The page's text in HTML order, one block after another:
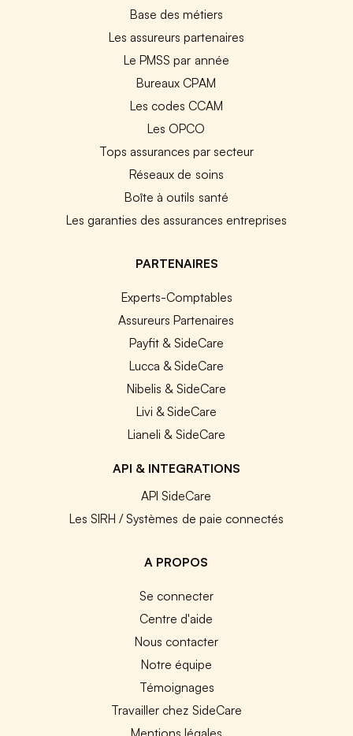
Base des métiers
Les assureurs partenaires
Le PMSS par année
Bureaux CPAM
Les codes CCAM
Les OPCO
Tops assurances par secteur
Réseaux de soins
Boîte à outils santé
Les garanties des assurances entreprises
PARTENAIRES
Experts-Comptables
Assureurs Partenaires
Payfit & SideCare
Lucca & SideCare
Nibelis & SideCare
Livi & SideCare
Lianeli & SideCare
API & INTEGRATIONS
API SideCare
Les SIRH / Systèmes de paie connectés
A PROPOS
Se connecter
Centre d'aide
Nous contacter
Notre équipe
Témoignages
Travailler chez SideCare
Mentions légales